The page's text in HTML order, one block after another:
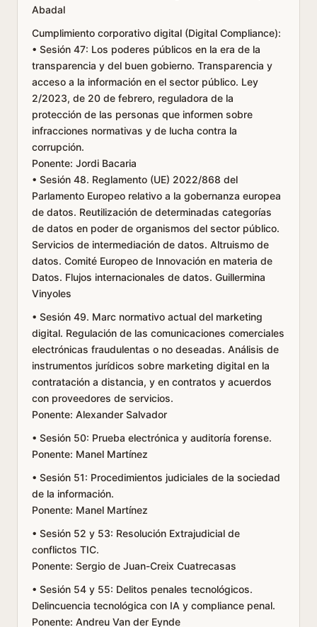
Abadal
Cumplimiento corporativo digital (Digital Compliance):
• Sesión 47: Los poderes públicos en la era de la
transparencia y del buen gobierno. Transparencia y
acceso a la información en el sector público. Ley
2/2023, de 20 de febrero, reguladora de la
protección de las personas que informen sobre
infracciones normativas y de lucha contra la
corrupción.
Ponente: Jordi Bacaria
• Sesión 48. Reglamento (UE) 2022/868 del
Parlamento Europeo relativo a la gobernanza europea
de datos. Reutilización de determinadas categorías
de datos en poder de organismos del sector público.
Servicios de intermediación de datos. Altruismo de
datos. Comité Europeo de Innovación en materia de
Datos. Flujos internacionales de datos. Guillermina
Vinyoles
• Sesión 49. Marc normativo actual del marketing
digital. Regulación de las comunicaciones comerciales
electrónicas fraudulentas o no deseadas. Análisis de
instrumentos jurídicos sobre marketing digital en la
contratación a distancia, y en contratos y acuerdos
con proveedores de servicios.
Ponente: Alexander Salvador
• Sesión 50: Prueba electrónica y auditoría forense.
Ponente: Manel Martínez
• Sesión 51: Procedimientos judiciales de la sociedad
de la información.
Ponente: Manel Martínez
• Sesión 52 y 53: Resolución Extrajudicial de
conflictos TIC.
Ponente: Sergio de Juan-Creix Cuatrecasas
• Sesión 54 y 55: Delitos penales tecnológicos.
Delincuencia tecnológica con IA y compliance penal.
Ponente: Andreu Van der Eynde